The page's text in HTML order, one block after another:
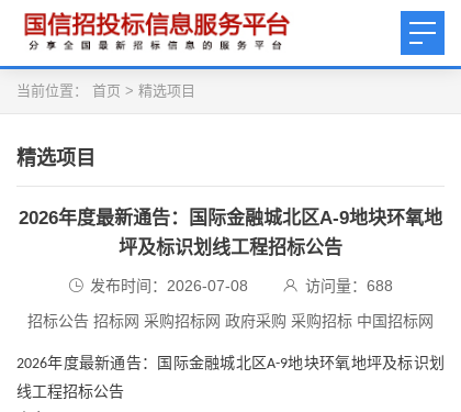
当前位置： 首页 > 精选项目
精选项目
2026年度最新通告：国际金融城北区A-9地块环氧地
坪及标识划线工程招标公告
发布时间：2026-07-08 访问量： 688
招标公告 招标网 采购招标网 政府采购 采购招标 中国招标网
2026年度最新通告：国际金融城北区A-9地块环氧地坪及标识划
线工程招标公告